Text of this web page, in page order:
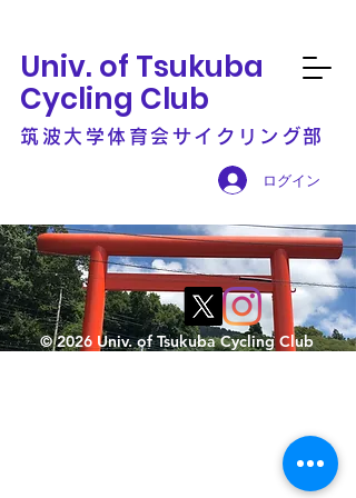
Univ. of Tsukuba
Cycling Club
筑波大学体育会サイクリング部
ログイン
新歓ライド2 筑波山
© 2026 Univ. of Tsukuba Cycling Club